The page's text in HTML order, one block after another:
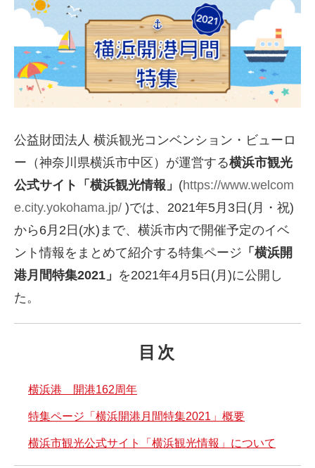
公益財団法人 横浜観光コンベンション・ビューロ
ー（神奈川県横浜市中区）が運営する横浜市観光
公式サイト「横浜観光情報」 (https://www.welcom
e.city.yokohama.jp/ )では、2021年5月3日(月・祝)
から6月2日(水)まで、横浜市内で開催予定のイベ
ント情報をまとめて紹介する特集ページ 「横浜開
港月間特集2021」 を2021年4月5日(月)に公開し
た。
目次
横浜港 開港162周年
特集ページ「横浜開港月間特集2021」概要
横浜市観光公式サイト「横浜観光情報」について